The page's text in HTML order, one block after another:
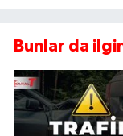
Bunlar da